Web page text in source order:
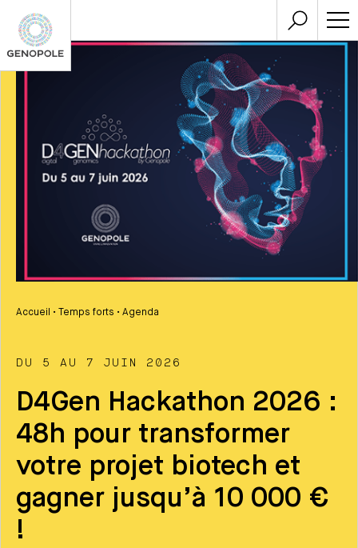
Accueil • Temps forts • Agenda
DU 5 AU 7 JUIN 2026
D4Gen Hackathon 2026 :
48h pour transformer
votre projet biotech et
gagner jusqu’à 10 000 €
!